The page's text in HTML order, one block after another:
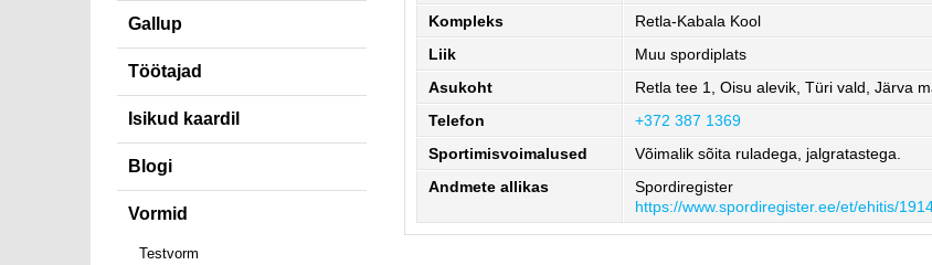
Gallup
Töötajad
Isikud kaardil
Blogi
Vormid
Testvorm
Kompleks
Retla-Kabala Kool
Liik
Muu spordiplats
Asukoht
Retla tee 1, Oisu alevik, Türi vald, Järva
Telefon
+372 387 1369
Sportimisvoimalused
Võimalik sõita ruladega, jalgratastega.
Andmete allikas
Spordiregister
https://www.spordiregister.ee/et/ehitis/